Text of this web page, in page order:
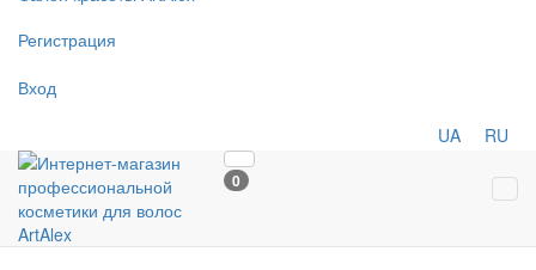
Регистрация
Вход
UA RU
0